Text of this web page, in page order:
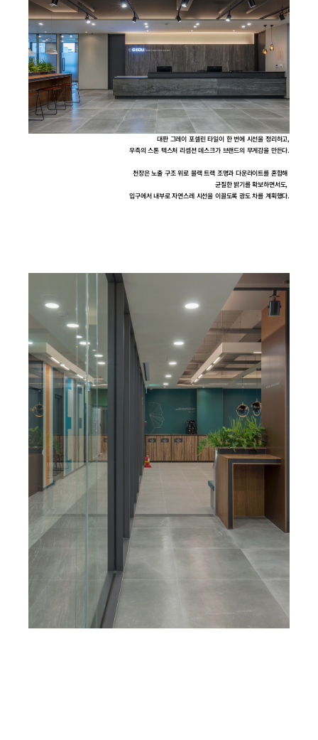
대판 그레이 포셀린 타일이 한 번에 시선을 정리하고,
우측의 스톤 텍스처 리셉션 데스크가 브랜드의 무게감을 만든다.
천장은 노출 구조 위로 블랙 트랙 조명과 다운라이트를 혼합해
균질한 밝기를 확보하면서도,
입구에서 내부로 자연스레 시선을 이끌도록 광도 차를 계획했다.